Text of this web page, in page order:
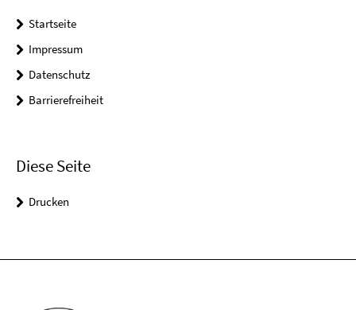
Startseite
Impressum
Datenschutz
Barrierefreiheit
Diese Seite
Drucken